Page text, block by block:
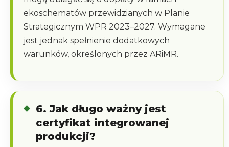
ekoschematów przewidzianych w Planie
Strategicznym WPR 2023–2027. Wymagane
jest jednak spełnienie dodatkowych
warunków, określonych przez ARiMR.
6. Jak długo ważny jest
certyfikat integrowanej
produkcji?